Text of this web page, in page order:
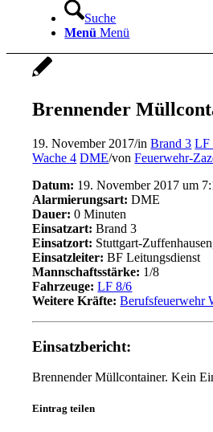
Suche
Menü Menü
Brennender
19. November 2017/inBrand 3 LF
Wache 4 DME/vonFeuerwehr-
Datum: 19. November 2017 um
Alarmierungsart: DME
Dauer: 0 Minuten
Einsatzart: Brand 3
Einsatzort: Stuttgart-
Einsatzleiter: BF Leitungsdienst
Mannschaftsstärke: 1/8
Fahrzeuge: LF 8/6
Weitere Kräfte: Berufsfeuerwehr
Einsatzbericht:
Brennender Müllcontainer. Kein
Eintrag teilen